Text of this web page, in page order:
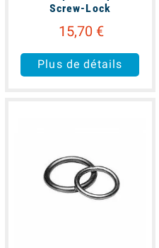
Screw-Lock
15,70 €
Plus de détails